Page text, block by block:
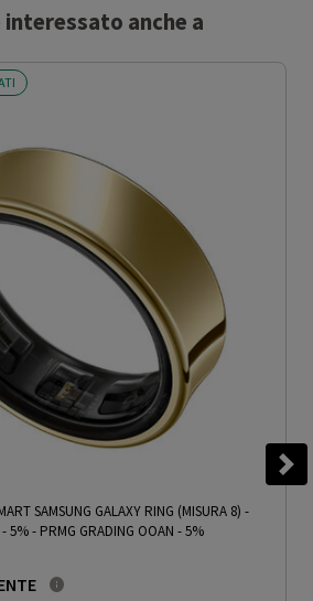
anche a
SAMSUNG GALAXY RING (MISURA 8) -
- 5%- PRMG GRADING OOAN - 5%